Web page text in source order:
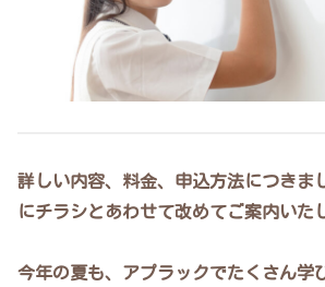
詳しい内容、料金、申込方法につきま
にチラシとあわせて改めてご案内いた
今年の夏も、アプラックでたくさん学